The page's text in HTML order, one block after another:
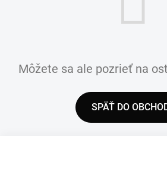
Môžete sa ale pozrieť na
SPÄŤ DO